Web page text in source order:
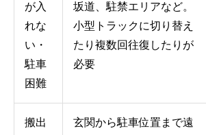
が入
れな
い・
駐車
困難
坂道、駐禁エリアなど。
小型トラックに切り替え
たり複数回往復したりが
必要
搬出
玄関から駐車位置まで遠